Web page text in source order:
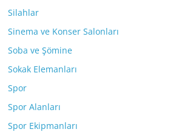
Silahlar
Sinema ve Konser Salonları
Soba ve Şömine
Sokak Elemanları
Spor
Spor Alanları
Spor Ekipmanları